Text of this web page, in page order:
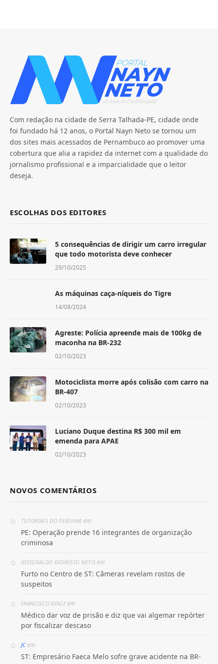
Com redação na cidade de Serra Talhada-PE, cidade onde
foi fundado há 12 anos, o Portal Nayn Neto se tornou um
dos sites mais acessados de Pernambuco ao promover uma
cobertura que alia a rapidez da internet com a qualidade do
jornalismo profissional e a imparcialidade que o leitor
deseja.
ESCOLHAS DOS EDITORES
5 consequências de dirigir um carro irregular
que todo motorista deve conhecer
29/10/2025
As máquinas caça-níqueis do Tigre
14/08/2024
Agreste: Polícia apreende mais de 100kg de
maconha na BR-232
02/10/2023
Motociclista morre após colisão com carro na
BR-407
02/10/2023
Luciano Duque destina R$ 300 mil em
emenda para APAE
02/10/2023
NOVOS COMENTÁRIOS
TUTORIAIS DO PEBINHA em
PE: Operação prende 16 integrantes de organização
criminosa
IDEGINALDO DIONÍSIO NETOem
Furto no Centro de ST: Câmeras revelam rostos de
suspeitos
FRANCISCO DINIZem
Médico dar voz de prisão e diz que vai algemar repórter
por fiscalizar descaso
JCem
ST: Empresário Faeca Melo sofre grave acidente na BR-